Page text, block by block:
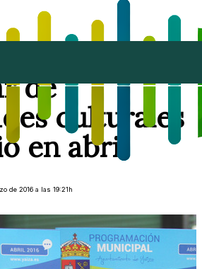
de
culturales
en abril
de 2016 a las 19:21h